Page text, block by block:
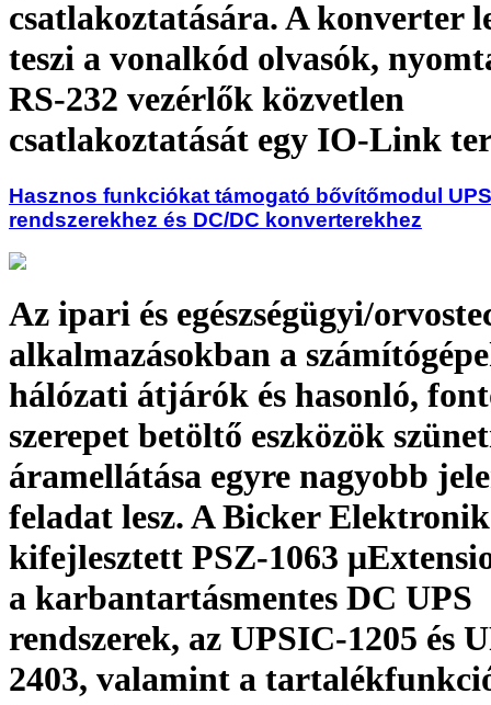
csatlakoztatására. A konverter
teszi a vonalkód olvasók,
RS-232 vezérlők közvetlen
csatlakoztatását egy IO-Link
Hasznos funkciókat támogató bővítőmodul UPS
rendszerekhez és DC/DC konverterekhez
Az ipari és egészségügyi/
alkalmazásokban a
hálózati átjárók és hasonló,
szerepet betöltő eszközök
áramellátása egyre nagyobb
feladat lesz. A Bicker
kifejlesztett PSZ-1063
a karbantartásmentes DC UPS
rendszerek, az UPSIC-1205 és
2403, valamint a